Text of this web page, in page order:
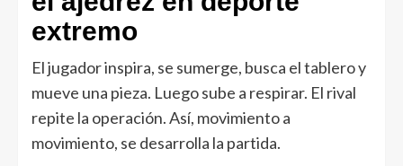
extremo
El jugador inspira, se sumerge, busca el tablero y
mueve una pieza. Luego sube a respirar. El rival
repite la operación. Así, movimiento a
movimiento, se desarrolla la partida.